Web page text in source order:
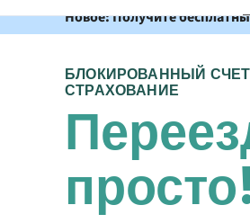
Новое: Получите
БЛОКИРОВАННЫЙ
СТРАХОВАНИЕ